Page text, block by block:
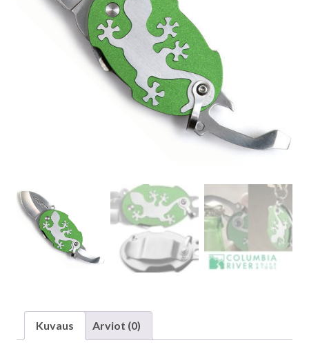
Kuvaus Arviot (0)